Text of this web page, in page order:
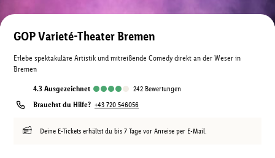
GOP Varieté-Theater Bremen
Erlebe spektakuläre Artistik und mitreißende Comedy direkt an der Weser in
Bremen
4.3 ausgezeichnet 242 Bewertungen
Brauchst du Hilfe? +43 720 546056
Deine E-Tickets erhältst du bis 7 Tage vor Anreise per E-Mail.